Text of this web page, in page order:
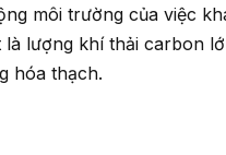
môi trường của việc
là lượng khí thải carbon
hóa thạch.